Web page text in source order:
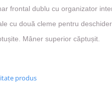
frontal dublu cu organizator
cu două cleme pentru
Mâner superior căptușit.
produs